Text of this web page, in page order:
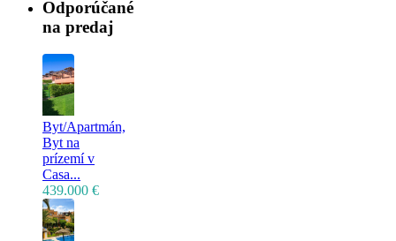
Odporúčané
na predaj
Byt/Apartmán,
Byt na
prízemí v
Casa...
439.000 €